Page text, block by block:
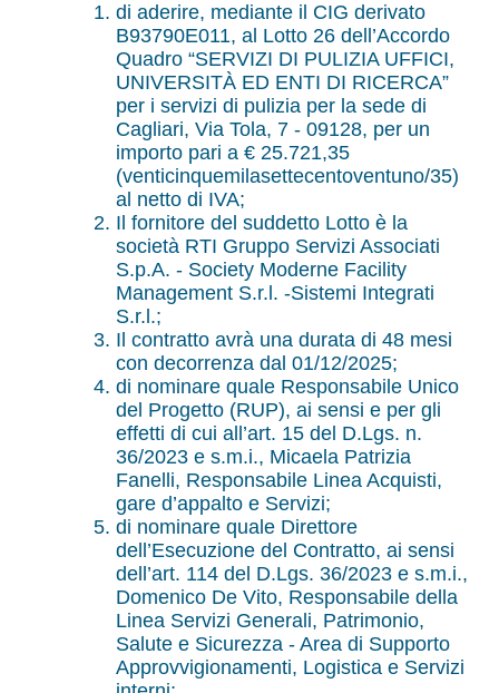
di aderire, mediante il CIG derivato
B93790E011, al Lotto 26 dell’Accordo
Quadro “SERVIZI DI PULIZIA UFFICI,
UNIVERSITÀ ED ENTI DI RICERCA”
per i servizi di pulizia per la sede di
Cagliari, Via Tola, 7 - 09128, per un
importo pari a € 25.721,35
(venticinquemilasettecentoventuno/35)
al netto di IVA;
Il fornitore del suddetto Lotto è la
società RTI Gruppo Servizi Associati
S.p.A. - Society Moderne Facility
Management S.r.l. -Sistemi Integrati
S.r.l.;
Il contratto avrà una durata di 48 mesi
con decorrenza dal 01/12/2025;
di nominare quale Responsabile Unico
del Progetto (RUP), ai sensi e per gli
effetti di cui all’art. 15 del D.Lgs. n.
36/2023 e s.m.i., Micaela Patrizia
Fanelli, Responsabile Linea Acquisti,
gare d’appalto e Servizi;
di nominare quale Direttore
dell’Esecuzione del Contratto, ai sensi
dell’art. 114 del D.Lgs. 36/2023 e s.m.i.,
Domenico De Vito, Responsabile della
Linea Servizi Generali, Patrimonio,
Salute e Sicurezza - Area di Supporto
Approvvigionamenti, Logistica e Servizi